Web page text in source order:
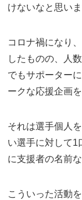
けないなと思いま
コロナ禍になり
したものの、人
でもサポーター
ークな応援企画
それは選手個人
い選手に対して1
に支援者の名前
こういった活動